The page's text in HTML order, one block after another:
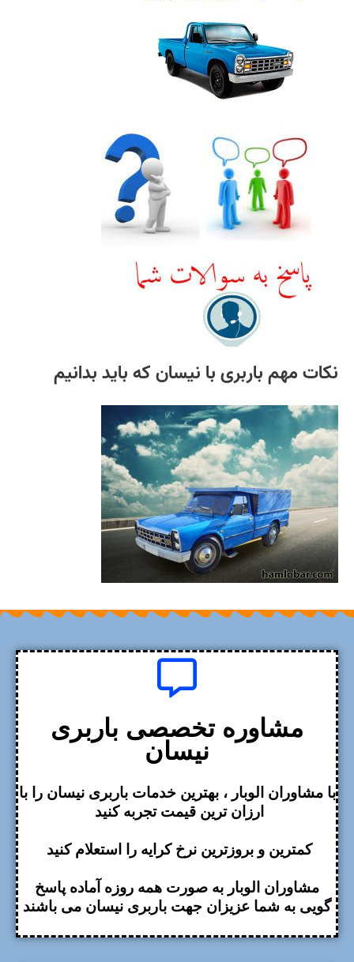
نکات مهم باربری با نیسان که باید بدانیم
مشاوره تخصصی باربری
نیسان
با مشاوران الوبار ، بهترین خدمات باربری نیسان را با
ارزان ترین قیمت تجربه کنید
کمترین و بروزترین نرخ کرایه را استعلام کنید
مشاوران الوبار به صورت همه روزه آماده پاسخ
گویی به شما عزیزان جهت باربری نیسان می باشند